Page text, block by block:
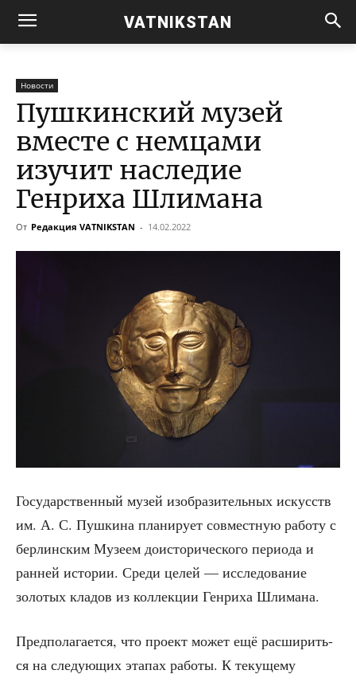
VATNIKSTAN
Новости
Пушкинский музей
вместе с немцами
изучит наследие
Генриха Шлимана
От Редакция VATNIKSTAN - 14.02.2022
Госу­дар­ствен­ный музей изоб­ра­зи­тель­ных искусств
им. А. С. Пуш­ки­на пла­ни­ру­ет сов­мест­ную рабо­ту с
бер­лин­ским Музе­ем дои­сто­ри­че­ско­го пери­о­да и
ран­ней исто­рии. Сре­ди целей — иссле­до­ва­ние
золо­тых кла­дов из кол­лек­ции Ген­ри­ха Шлимана.
Пред­по­ла­га­ет­ся, что про­ект может ещё рас­ши­рить­
ся на сле­ду­ю­щих эта­пах рабо­ты. К теку­ще­му